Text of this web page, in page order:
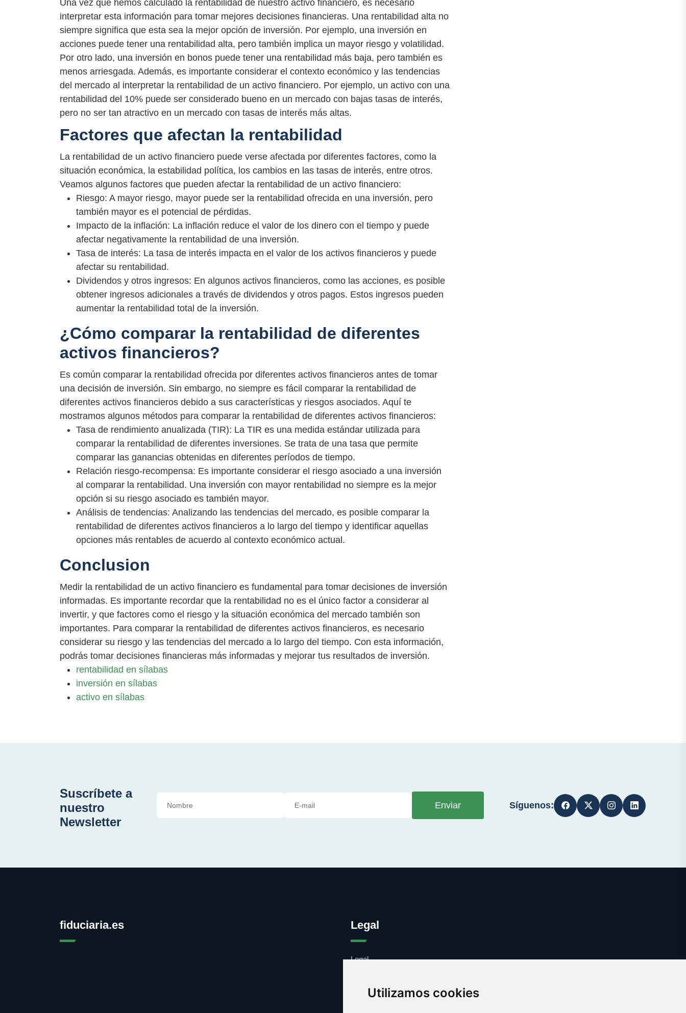
Utilizamos cookies
Una vez que hemos calculado la rentabilidad de nuestro activo financiero, es necesario
interpretar esta información para tomar mejores decisiones financieras. Una rentabilidad alta no
siempre significa que esta sea la mejor opción de inversión. Por ejemplo, una inversión en
acciones puede tener una rentabilidad alta, pero también implica un mayor riesgo y volatilidad.
Por otro lado, una inversión en bonos puede tener una rentabilidad más baja, pero también es
menos arriesgada. Además, es importante considerar el contexto económico y las tendencias
del mercado al interpretar la rentabilidad de un activo financiero. Por ejemplo, un activo con una
rentabilidad del 10% puede ser considerado bueno en un mercado con bajas tasas de interés,
pero no ser tan atractivo en un mercado con tasas de interés más altas.
Factores que afectan la rentabilidad
La rentabilidad de un activo financiero puede verse afectada por diferentes factores, como la
situación económica, la estabilidad política, los cambios en las tasas de interés, entre otros.
Veamos algunos factores que pueden afectar la rentabilidad de un activo financiero:
Riesgo: A mayor riesgo, mayor puede ser la rentabilidad ofrecida en una inversión, pero
también mayor es el potencial de pérdidas.
Impacto de la inflación: La inflación reduce el valor de los dinero con el tiempo y puede
afectar negativamente la rentabilidad de una inversión.
Tasa de interés: La tasa de interés impacta en el valor de los activos financieros y puede
afectar su rentabilidad.
Dividendos y otros ingresos: En algunos activos financieros, como las acciones, es posible
obtener ingresos adicionales a través de dividendos y otros pagos. Estos ingresos pueden
aumentar la rentabilidad total de la inversión.
¿Cómo comparar la rentabilidad de diferentes
activos financieros?
Es común comparar la rentabilidad ofrecida por diferentes activos financieros antes de tomar
una decisión de inversión. Sin embargo, no siempre es fácil comparar la rentabilidad de
diferentes activos financieros debido a sus características y riesgos asociados. Aquí te
mostramos algunos métodos para comparar la rentabilidad de diferentes activos financieros:
Tasa de rendimiento anualizada (TIR): La TIR es una medida estándar utilizada para
comparar la rentabilidad de diferentes inversiones. Se trata de una tasa que permite
comparar las ganancias obtenidas en diferentes períodos de tiempo.
Relación riesgo-recompensa: Es importante considerar el riesgo asociado a una inversión
al comparar la rentabilidad. Una inversión con mayor rentabilidad no siempre es la mejor
opción si su riesgo asociado es también mayor.
Análisis de tendencias: Analizando las tendencias del mercado, es posible comparar la
rentabilidad de diferentes activos financieros a lo largo del tiempo y identificar aquellas
opciones más rentables de acuerdo al contexto económico actual.
Conclusion
Medir la rentabilidad de un activo financiero es fundamental para tomar decisiones de inversión
informadas. Es importante recordar que la rentabilidad no es el único factor a considerar al
invertir, y que factores como el riesgo y la situación económica del mercado también son
importantes. Para comparar la rentabilidad de diferentes activos financieros, es necesario
considerar su riesgo y las tendencias del mercado a lo largo del tiempo. Con esta información,
podrás tomar decisiones financieras más informadas y mejorar tus resultados de inversión.
rentabilidad en sílabas
inversión en sílabas
activo en sílabas
Suscríbete a
nuestro
Newsletter
Enviar Síguenos:
fiduciaria.es Legal
Legal
Contacto